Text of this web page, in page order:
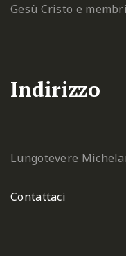
Gesù Cristo e
Indirizzo
Lungotevere
Contattaci